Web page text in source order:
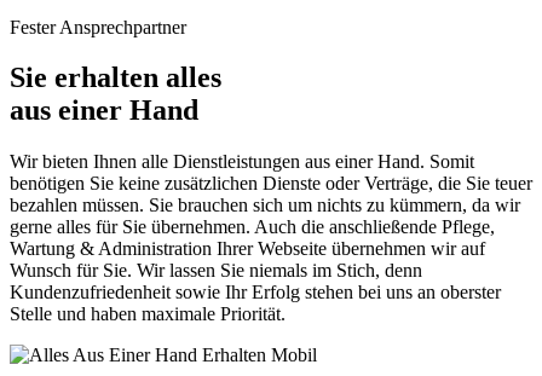
Fester Ansprechpartner
Sie erhalten alles
aus einer Hand
Wir bieten Ihnen alle Dienstleistungen aus einer Hand. Somit
benötigen Sie keine zusätzlichen Dienste oder Verträge, die Sie teuer
bezahlen müssen. Sie brauchen sich um nichts zu kümmern, da wir
gerne alles für Sie übernehmen. Auch die anschließende Pflege,
Wartung & Administration Ihrer Webseite übernehmen wir auf
Wunsch für Sie. Wir lassen Sie niemals im Stich, denn
Kundenzufriedenheit sowie Ihr Erfolg stehen bei uns an oberster
Stelle und haben maximale Priorität.